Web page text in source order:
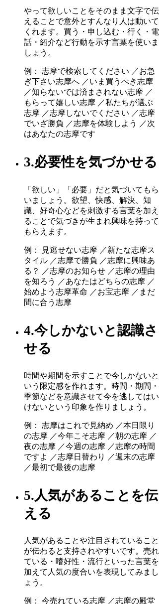
やって欲しいことをそのまま文字で伝
えることで意外とすんなり人は動いて
くれます。買う・申し込む・行く・電
話・紹介など行動を示す言葉を使いま
しょう。
例： 志摩で検索してください ／お急
ぎ下さい志摩へ ／いま買うべき志摩
／知らないでは済まされない志摩 ／
もらって嬉しい志摩 ／私たちが選ぶ
志摩 ／志摩しないでください ／志摩
でいざ勝負 ／志摩を体験しよう ／次
はあなたの志摩です
3.必要性を気づかせる
「欲しい」「必要」だと気づいてもら
いましょう。欲望、快感、解決、知
識、好奇心などを刺激する言葉を加え
ることで気づきが生まれ興味を持って
もらえます。
例： 見逃せない志摩 ／新たな志摩ス
タイル ／志摩で勝負 ／志摩に興味あ
る？ ／志摩のお知らせ ／志摩の理由
を知ろう ／あなたはどちらの志摩 ／
始めよう志摩革命 ／お宝志摩 ／まだ
間に合う志摩
4.今しかないと認識さ
せる
時間や期間を示すことで今しかないと
いう限定感を作れます。時間・期間・
季節などを意識させて今を逃してはい
けないという印象を作りましょう。
例： 志摩はこれで見納め ／本日限り
の志摩 ／今年こそ志摩 ／朝の志摩 ／
夜の志摩 ／今週の志摩 ／志摩の時間
ですよ ／志摩日替わり ／週末の志摩
／最初で最後の志摩
5.人気があることを伝
える
人気があることや注目されていること
が伝わると支持されやすいです。売れ
ている・嗜好性・流行といった言葉を
加えて人気の度合いを表現してみまし
ょう。
例： 今売れている志摩 ／志摩の殿堂